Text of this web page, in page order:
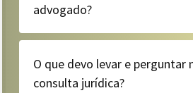
advogado?
O que devo levar e perguntar
consulta jurídica?